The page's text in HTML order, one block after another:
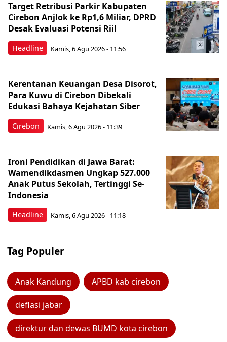
Headline
Target Retribusi Parkir Kabupaten
Cirebon Anjlok ke Rp1,6 Miliar, DPRD
Desak Evaluasi Potensi Riil
Kamis, 6 Agu 2026 - 11:56
Cirebon
Kerentanan Keuangan Desa Disorot,
Para Kuwu di Cirebon Dibekali
Edukasi Bahaya Kejahatan Siber
Kamis, 6 Agu 2026 - 11:39
Headline
Ironi Pendidikan di Jawa Barat:
Wamendikdasmen Ungkap 527.000
Anak Putus Sekolah, Tertinggi Se-
Indonesia
Kamis, 6 Agu 2026 - 11:18
Tag Populer
Anak Kandung APBD kab cirebon
deflasi jabar
direktur dan dewas BUMD kota cirebon